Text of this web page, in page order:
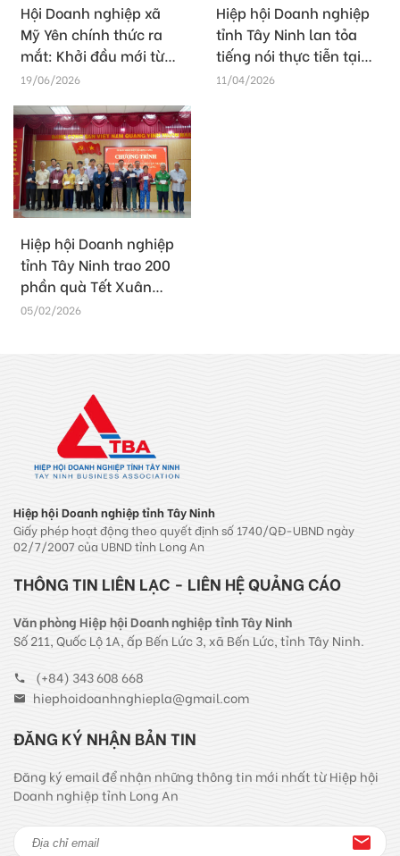
Hội Doanh nghiệp xã
Mỹ Yên chính thức ra
mắt: Khởi đầu mới từ
cấp cơ sở, mở rộng sức
nghiệp Tây Ninh
19/06/2026
Hiệp hội Doanh nghiệp
tỉnh Tây Ninh lan tỏa
tiếng nói thực tiễn tại
Hội nghị đối thoại
11/04/2026
Hiệp hội Doanh nghiệp
tỉnh Tây Ninh trao 200
phần quà Tết Xuân
Bính Ngọ 2026
05/02/2026
Hiệp hội Doanh nghiệp tỉnh Tây Ninh
Giấy phép hoạt động theo quyết định số 1740/QĐ-UBND ngày
02/7/2007 của UBND tỉnh Long An
THÔNG TIN LIÊN LẠC - LIÊN HỆ QUẢNG CÁO
Văn phòng Hiệp hội Doanh nghiệp tỉnh Tây Ninh
Số 211, Quốc Lộ 1A, ấp Bến Lức 3, xã Bến Lức, tỉnh Tây Ninh.
(+84) 343 608 668
hiephoidoanhnghiepla@gmail.com
ĐĂNG KÝ NHẬN BẢN TIN
Đăng ký email để nhận những thông tin mới nhất từ Hiệp hội
Doanh nghiệp tỉnh Long An